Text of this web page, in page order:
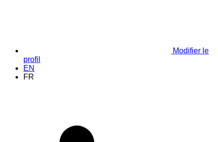
Modifier le
profil
EN
FR